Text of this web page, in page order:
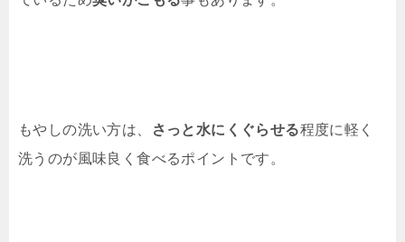
もやしの洗い方は、 さっと水にくぐらせる程度に軽く
洗うのが風味良く食べるポイントです。